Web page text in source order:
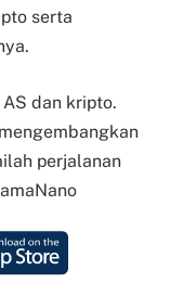
serta
dan kripto.
perjalanan